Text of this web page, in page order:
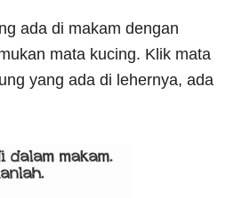
ada di makam dengan
mata kucing. Klik mata
yang ada di lehernya, ada